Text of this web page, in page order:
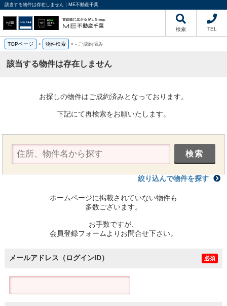
該当する物件は存在しません｜ME不動産千葉
検索 TEL
TOPページ > 物件検索 >- ご成約済み
該当する物件は存在しません
お探しの物件はご成約済みとなっております。
下記にて再検索をお願いたします。
絞り込んで物件を探す
ホームページに掲載されていない物件も
多数ございます。
お手数ですが、
会員登録フォームよりお問合せ下さい。
メールアドレス（ログインID） 必須